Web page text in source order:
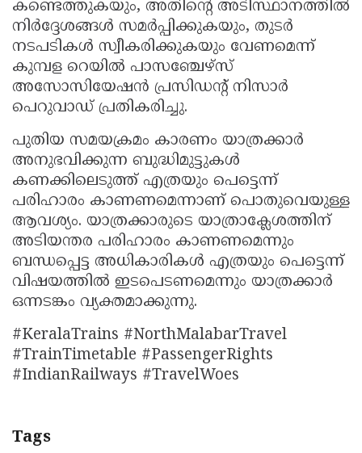
കണ്ടെത്തുകയും, അതിന്റെ അടിസ്ഥാനത്തിൽ
നിർദ്ദേശങ്ങൾ സമർപ്പിക്കുകയും, തുടർ
നടപടികൾ സ്വീകരിക്കുകയും വേണമെന്ന്
കുമ്പള റെയിൽ പാസഞ്ചേഴ്സ്
അസോസിയേഷൻ പ്രസിഡന്റ് നിസാർ
പെറുവാഡ് പ്രതികരിച്ചു.
പുതിയ സമയക്രമം കാരണം യാത്രക്കാർ
അനുഭവിക്കുന്ന ബുദ്ധിമുട്ടുകൾ
കണക്കിലെടുത്ത് എത്രയും പെട്ടെന്ന്
പരിഹാരം കാണണമെന്നാണ് പൊതുവെയുള്ള
ആവശ്യം. യാത്രക്കാരുടെ യാത്രാക്ലേശത്തിന്
അടിയന്തര പരിഹാരം കാണണമെന്നും
ബന്ധപ്പെട്ട അധികാരികൾ എത്രയും പെട്ടെന്ന്
വിഷയത്തിൽ ഇടപെടണമെന്നും യാത്രക്കാർ
ഒന്നടങ്കം വ്യക്തമാക്കുന്നു.
#KeralaTrains #NorthMalabarTravel
#TrainTimetable #PassengerRights
#IndianRailways #TravelWoes
Tags